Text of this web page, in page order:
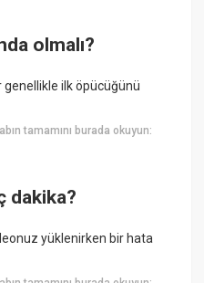
olmalı?
genellikle ilk öpücüğünü
tamamını burada okuyun:
dakika?
yüklenirken bir hata